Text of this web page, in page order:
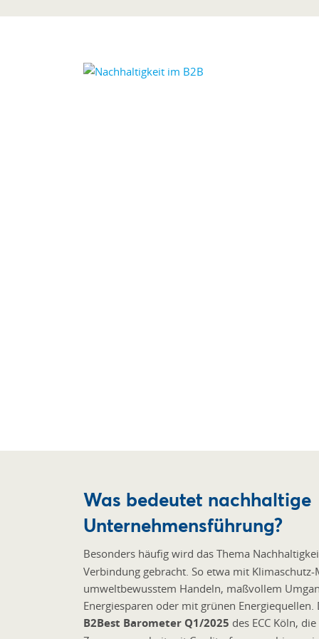
Was bedeutet nachhaltige
Unternehmensführung?
Besonders häufig wird das Thema
Verbindung gebracht. So etwa mit
umweltbewusstem Handeln, maßvollem
Energiesparen oder mit grünen Energiequellen.
B2Best Barometer Q1/2025 des ECC Köln,